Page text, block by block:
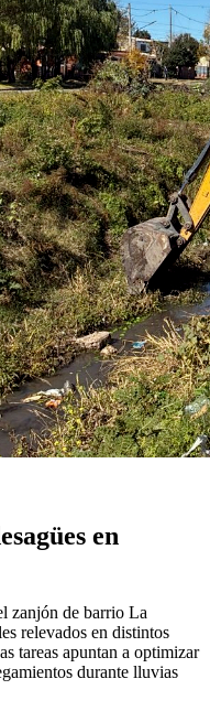
en
zanjón de barrio La
relevados en distintos
tareas apuntan a optimizar
durante lluvias